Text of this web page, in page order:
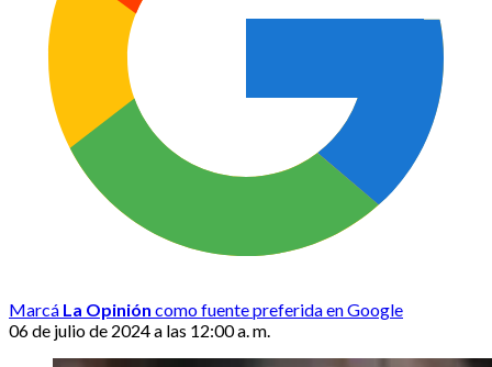
Marcá La Opinión como fuente preferida en Google
06 de julio de 2024 a las 12:00 a. m.